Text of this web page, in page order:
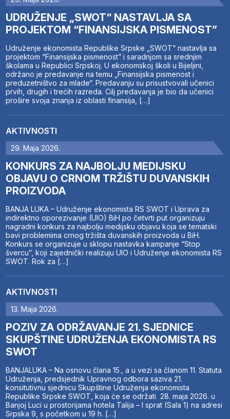
UDRUŽENJE „SWOT“ NASTAVLJA SA
PROJEKTOM “FINANSIJSKA PISMENOST”
Udruženje ekonomista Republike Srpske „SWOT“ nastavlja sa
projektom “Finansijska pismenost” i saradnjom sa srednjim
školama u Republici Srpskoj. U ekonomskoj školi u Bijeljini,
održano je predavanje na temu „Finansijska pismenost i
preduzetništvo za mlade“. Predavanju su prisustvovali učenici
prvih, drugih i trećih razreda. Cilj predavanja je bio da učenici
prošire svoja znanja iz oblasti finansija, […]
AKTIVNOSTI
29. Maja 2026.
KONKURS ZA NAJBOLJU MEDIJSKU
OBJAVU O CRNOM TRŽIŠTU DUVANSKIH
PROIZVODA
BANJA LUKA – Udruženje ekonomista RS SWOT i Uprava za
indirektno oporezivanje (UIO) BiH po četvrti put organizuju
nagradni konkurs za najbolju medijsku objavu koja se tematski
bavi problemima crnog tržišta duvanskih proizvoda u BiH.
Konkurs se organizuje u sklopu nastavka kampanje “Stop
švercu”, koji zajednički realizuju UIO i Udruženje ekonomista RS
SWOT. Rok za […]
AKTIVNOSTI
13. Maja 2026.
POZIV ZA ODRŽAVANJE 21. SJEDNICE
SKUPŠTINE UDRUŽENJA EKONOMISTA RS
SWOT
BANJALUKA – Na osnovu člana 15., a u vezi sa članom 11. Statuta
Udruženja, predsjednik Upravnog odbora saziva 21.
konsitutivnu sjednicu Skupštine Udruženja ekonomista
Republike Srpske SWOT, koja će se održati 28. maja 2026. u
Banjoj Luci u prostorijama hotela Talija – I sprat (Sala 1) na adresi
Srpska 9, s početkom u 19 h. […]